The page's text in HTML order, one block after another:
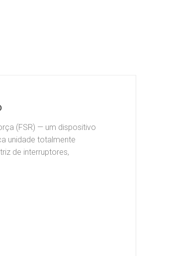
(FSR) — um dispositivo
unidade totalmente
de interruptores,